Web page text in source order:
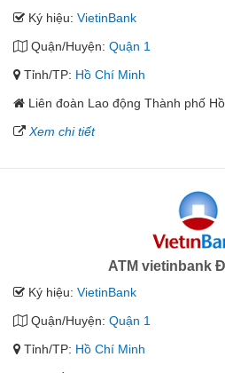
Ký hiệu: VietinBank
Quận/Huyện: Quận 1
Tỉnh/TP: Hồ Chí Minh
Liên đoàn Lao động Thành phố
Xem chi tiết
ATM vietinbank
Ký hiệu: VietinBank
Quận/Huyện: Quận 1
Tỉnh/TP: Hồ Chí Minh